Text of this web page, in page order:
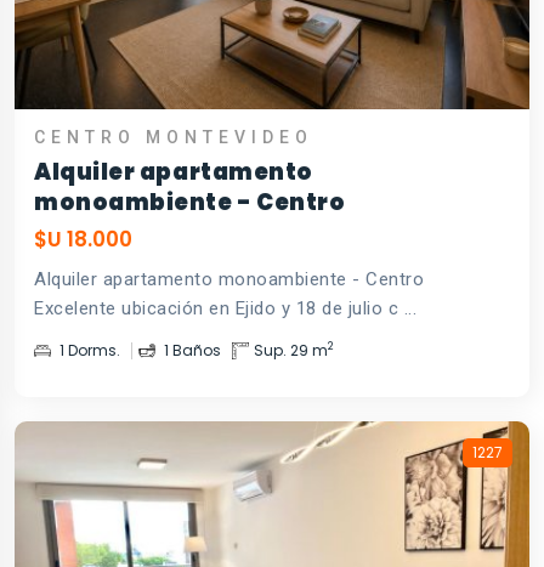
CENTRO MONTEVIDEO
Alquiler apartamento
monoambiente - Centro
$U 18.000
Alquiler apartamento monoambiente - Centro
Excelente ubicación en Ejido y 18 de julio c ...
1 Dorms. 1 Baños Sup. 29 m2
1227